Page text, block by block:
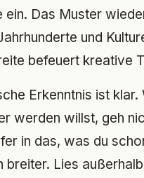
ein. Das Muster
und
befeuert kreative
Erkenntnis ist klar.
werden willst, geh
in das, was du
breiter. Lies außerhalb